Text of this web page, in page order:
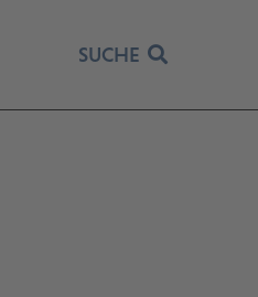
SUCHE